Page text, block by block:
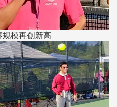
模再创新高